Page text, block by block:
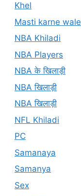
Khel
Masti karne wale
NBA Khiladi
NBA Players
NBA के खिलाड़ी
NBA खिलाड़ी
NBA खिलाड़ी
NFL Khiladi
PC
Samanaya
Samanya
Sex